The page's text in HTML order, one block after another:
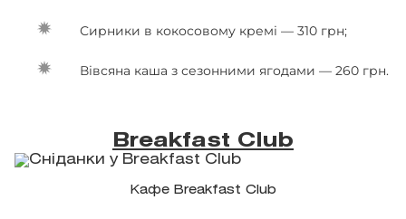
Сирники в кокосовому кремі — 310 грн;
Вівсяна каша з сезонними ягодами — 260 грн.
Breakfast Club
Кафе Breakfast Club